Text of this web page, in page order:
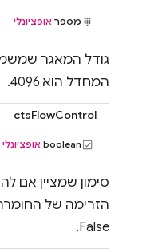
מספר אופציונלי
גודל המאגר
המחדל הוא 4096.
ctsFlowControl
‫boolean אופציונלי
סימון שמציין אם
False.